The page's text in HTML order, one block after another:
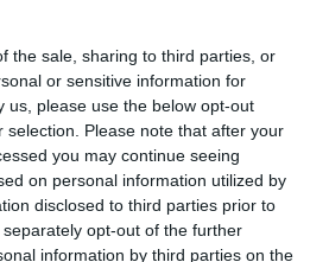
the sale, sharing to third parties, or
or sensitive information for
us, please use the below opt-out
selection. Please note that after your
you may continue seeing
on personal information utilized by
disclosed to third parties prior to
opt-out of the further
information by third parties on the
:
8 mars 2019 - 12 h 30
min
d’activité perenne mais
de forte demande et qui
d’utiliser des avions
deux longs courriers et qui
certainement “fait du béton”.